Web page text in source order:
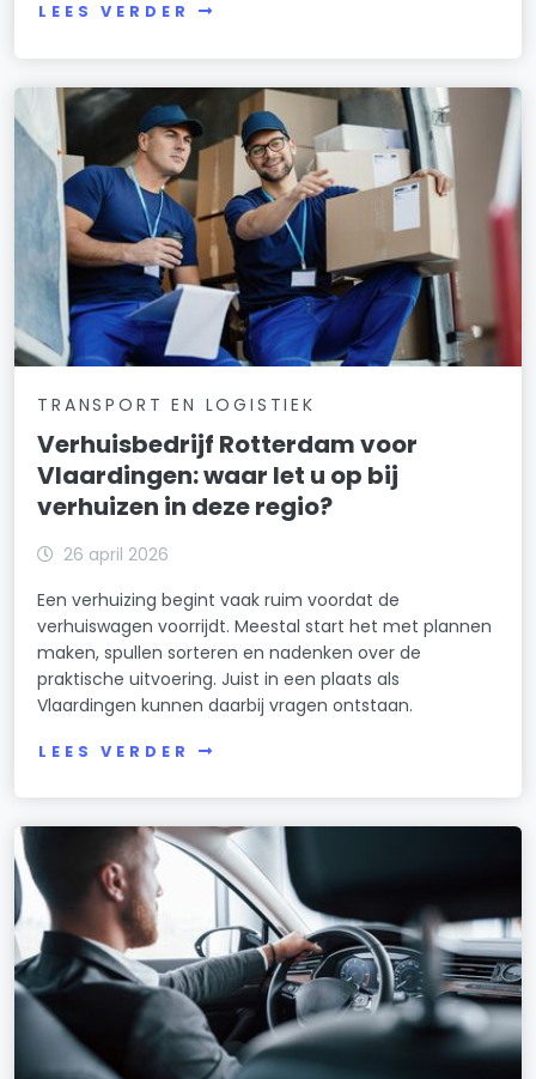
LEES VERDER
TRANSPORT EN LOGISTIEK
Verhuisbedrijf Rotterdam voor
Vlaardingen: waar let u op bij
verhuizen in deze regio?
26 april 2026
Een verhuizing begint vaak ruim voordat de
verhuiswagen voorrijdt. Meestal start het met plannen
maken, spullen sorteren en nadenken over de
praktische uitvoering. Juist in een plaats als
Vlaardingen kunnen daarbij vragen ontstaan.
LEES VERDER